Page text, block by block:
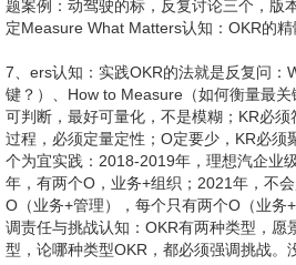
员最多时不超过3，上线后有1期维护升级
OKR系统设定、回顾和复盘OKR，也更新
与回顾户 ：户是谁户需求：户的需求是什
么标：设定个有挑战性的标，标定性关键
结果定量OKR设定OKR周期结束前后，
现问题和解决案
6、，固化经验。OKR复盘基本功：OKR
决定标，标牵引切认知：个好的标，值得
创的式设定标，不是源领导英明决策，因
每个参与上级标设定的都在充分理解上级